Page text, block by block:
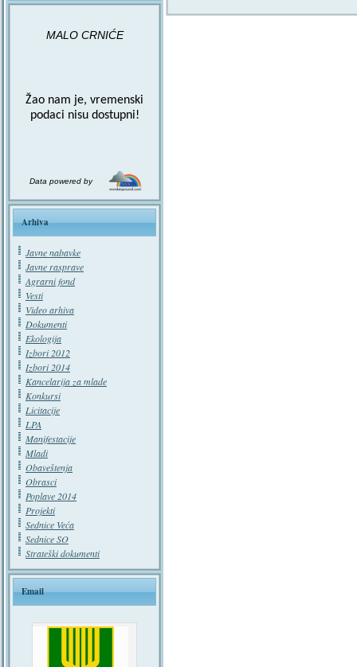
MALO CRNIĆE
Žao nam je, vremenski
podaci nisu dostupni!
Data powered by
Arhiva
Javne nabavke
Javne rasprave
Agrarni fond
Vesti
Video arhiva
Dokumenti
Ekologija
Izbori 2012
Izbori 2014
Kancelarija za mlade
Konkursi
Licitacije
LPA
Manifestacije
Mladi
Obaveštenja
Obrasci
Poplave 2014
Projekti
Sednice Veća
Sednice SO
Strateški dokumenti
Email